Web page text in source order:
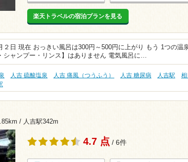
楽天トラベルの宿泊プランを見る
２日 現在 おっきい風呂は300円～500円に上がり もう 1つの温
シャンプー・リンス】はありません 電気風呂に…
人吉 硫酸塩泉 人吉 痛風（つうふう） 人吉 糖尿病 人吉駅
/ 人吉駅342m
4.7 点 / 6件